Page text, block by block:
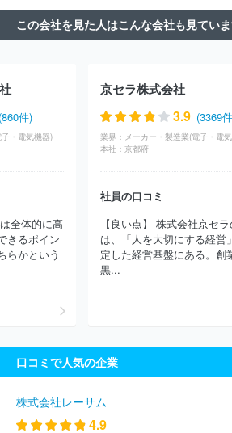
この会社を見た人はこんな会社も見てい
件)
・電気機器)
全体的に高
きるポイン
らかという
京セラ株式会社
3.9 (3369
業界： メーカー・製造業(電子・電
本社： 京都府
社員の口コミ
【良い点】 株式会社京セ
は、「人を大切にする経営
定した経営基盤にある。創
黒...
口コミで人気の企業
株式会社レーサム
4.9